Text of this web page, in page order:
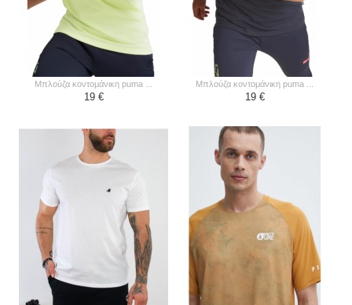
μπλούζα κοντομάνικη puma ...
19 €
μπλούζα κοντομάνικη puma ...
19 €